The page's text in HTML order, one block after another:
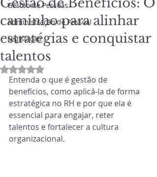
Gestão de Pessoas
Administração de Pessoal
Legislação
caminho para alinhar
estratégias e conquistar
talentos
Avaliado com NaN de 5 estrelas.
Entenda o que é gestão de
benefícios, como aplicá-la de forma
estratégica no RH e por que ela é
essencial para engajar, reter
talentos e fortalecer a cultura
organizacional.